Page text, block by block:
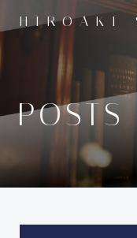
HIROAKI